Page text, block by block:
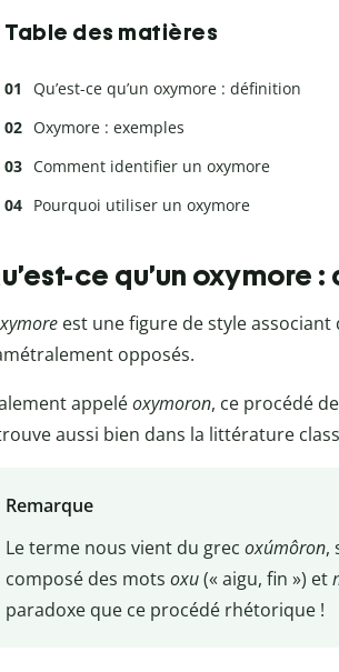
Table des matières
Qu’est-ce qu’un oxymore : définition
Oxymore : exemples
Comment identifier un oxymore
Pourquoi utiliser un oxymore
ce qu’un oxymore
est une figure de style
opposés.
appeléoxymoron, ce procédé
aussi bien dans la littérature
Remarque
Le terme nous vient du grec oxúmôron,
composé des mots oxu(« aigu, fin ») et
paradoxe que ce procédé rhétorique !